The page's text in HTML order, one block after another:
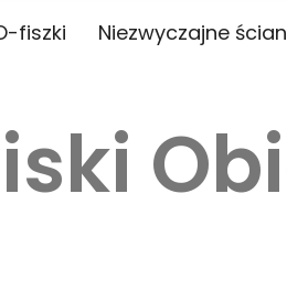
fiszki Niezwyczajne